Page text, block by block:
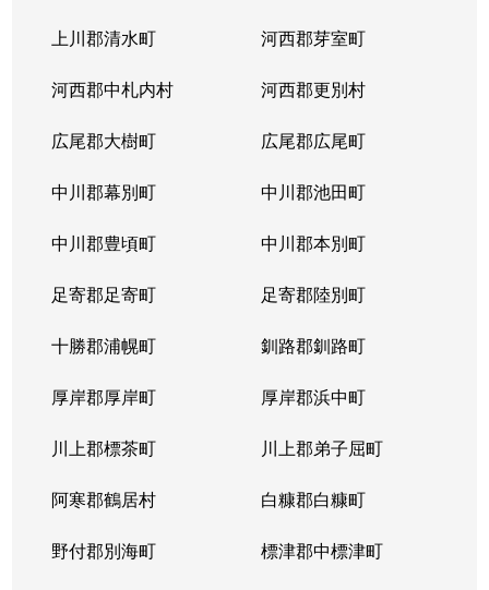
上川郡清水町 河西郡芽室町
河西郡中札内村 河西郡更別村
広尾郡大樹町 広尾郡広尾町
中川郡幕別町 中川郡池田町
中川郡豊頃町 中川郡本別町
足寄郡足寄町 足寄郡陸別町
十勝郡浦幌町 釧路郡釧路町
厚岸郡厚岸町 厚岸郡浜中町
川上郡標茶町 川上郡弟子屈町
阿寒郡鶴居村 白糠郡白糠町
野付郡別海町 標津郡中標津町